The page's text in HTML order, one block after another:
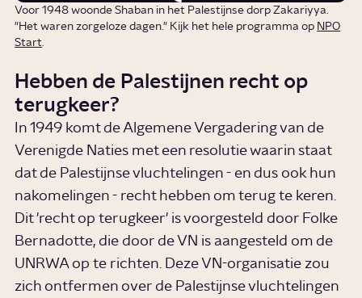
Voor 1948 woonde Shaban in het Palestijnse dorp Zakariyya.
"Het waren zorgeloze dagen." Kijk het hele programma op NPO
Start
Hebben de Palestijnen recht op
terugkeer?
In 1949 komt de Algemene Vergadering van de
Verenigde Naties met een resolutie waarin staat
dat de Palestijnse vluchtelingen - en dus ook hun
nakomelingen - recht hebben om terug te keren.
Dit 'recht op terugkeer' is voorgesteld door Folke
Bernadotte, die door de VN is aangesteld om de
UNRWA op te richten. Deze VN-organisatie zou
zich ontfermen over de Palestijnse vluchtelingen